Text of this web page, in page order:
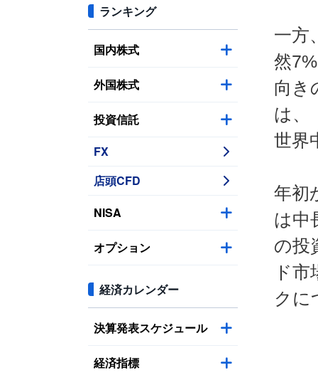
ランキング
国内株式
外国株式
投資信託
FX
店頭CFD
NISA
オプション
経済カレンダー
決算発表スケジュール
経済指標
一方
然
向き
は、
世界
年初
は中
の投
ド
クに